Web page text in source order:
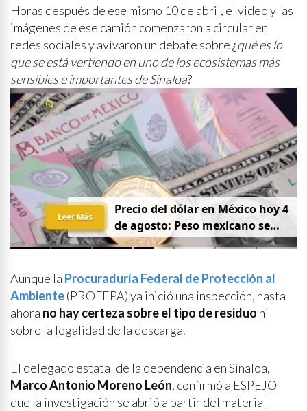
Horas después de ese mismo 10 de abril, el video y las
imágenes de ese camión comenzaron a circular en
redes sociales y avivaron un debate sobre ¿qué es lo
que se está vertiendo en uno de los ecosistemas más
sensibles e importantes de Sinaloa?
Precio del dólar en México hoy 4
de agosto: Peso mexicano se
fortalece
Leer Más
Aunque la Procuraduría Federal de Protección al
Ambiente(PROFEPA) ya inició una inspección, hasta
ahora no hay certeza sobre el tipo de residuo ni
sobre la legalidad de la descarga.
El delegado estatal de la dependencia en Sinaloa,
Marco Antonio Moreno León, confirmó a ESPEJO
que la investigación se abrió a partir del material